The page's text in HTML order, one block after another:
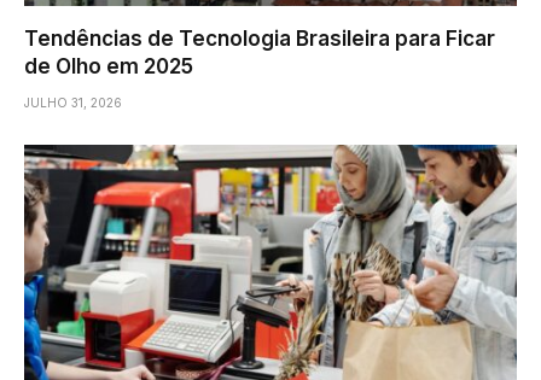
Tendências de Tecnologia Brasileira para Ficar
de Olho em 2025
JULHO 31, 2026